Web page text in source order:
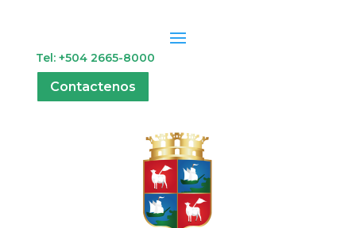
Tel: +504 2665-8000
Contactenos